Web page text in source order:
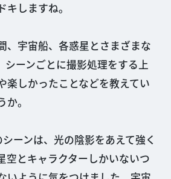
しますね。
宇宙船、各惑星とさまざまな
シーンごとに撮影処理をする上
楽しかったことなどを教えてい
。
ーンは、光の陰影をあえて強く
空とキャラクターしかいないつ